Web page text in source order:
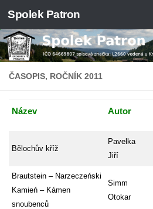
Skip to content
Spolek Patron
ČASOPIS, ROČNÍK 2011
Název Autor
Bělochův kříž
Pavelka
Jiří
Brautstein – Narzeczeński
Kamień – Kámen
snoubenců
Simm
Otokar